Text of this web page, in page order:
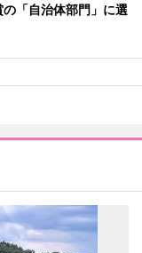
「自治体部門」に選